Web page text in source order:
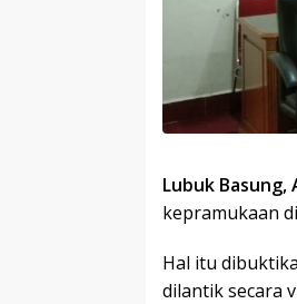
Lubuk Basung,
kepramukaan
Hal itu
dilantik secara